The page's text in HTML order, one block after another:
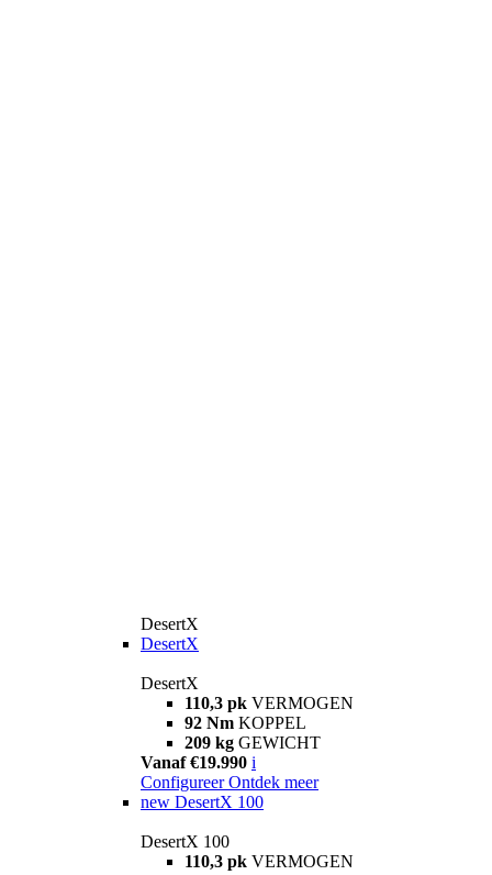
DesertX
DesertX
DesertX
110,3 pk VERMOGEN
92 Nm KOPPEL
209 kg GEWICHT
Vanaf €19.990 i
Configureer Ontdek meer
new DesertX 100
DesertX 100
110,3 pk VERMOGEN